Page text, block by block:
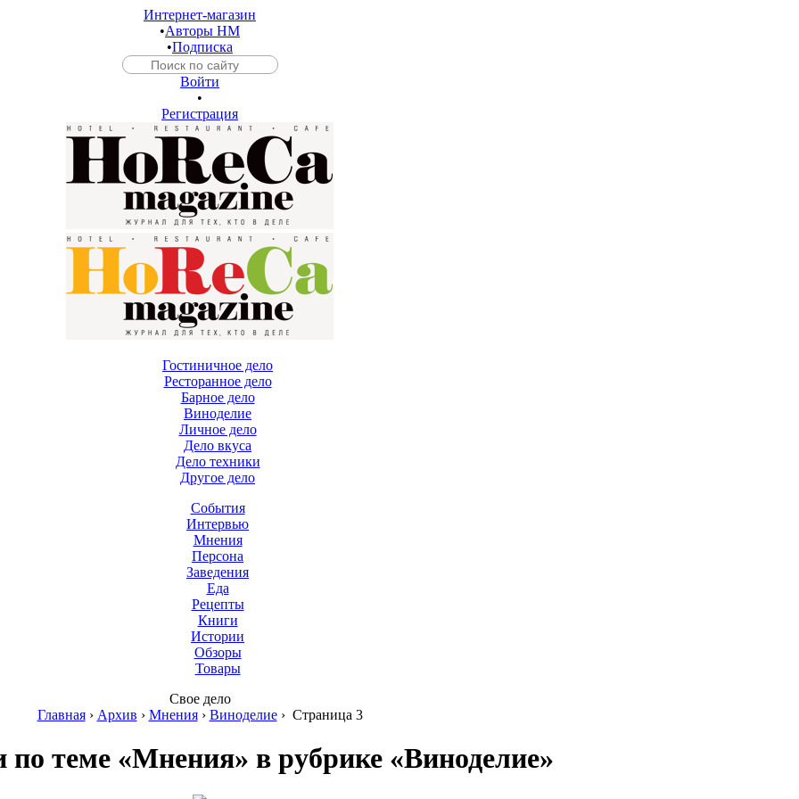
Интернет-магазин
•Авторы HM
•Подписка
Войти
•
Регистрация
Гостиничное дело
Ресторанное дело
Барное дело
Виноделие
Личное дело
Дело вкуса
Дело техники
Другое дело
События
Интервью
Мнения
Персона
Заведения
Еда
Рецепты
Книги
Истории
Обзоры
Товары
Свое дело
Главная› Архив › Мнения› Виноделие› Страница 3
теме «Мнения» в рубрике «Виноделие»